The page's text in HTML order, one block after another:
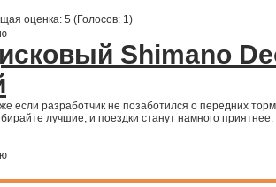
оценка: 5 (Голосов: 1)
Shimano
если разработчик не позаботился о передних
лучшие, и поездки станут намного приятнее.